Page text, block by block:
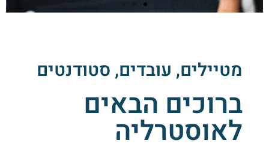
מטיילים, עובדים, סטודנטים
ברוכים הבאים
לאוסטרליה